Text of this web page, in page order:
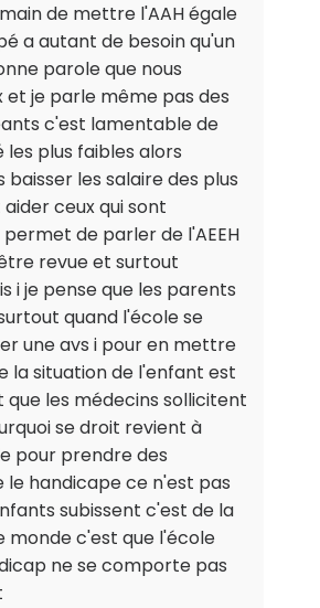
de mettre l'AAH égale
a autant de besoin qu'un
parole que nous
et je parle même pas des
c'est lamentable de
plus faibles alors
baisser les salaire des plus
ceux qui sont
de parler de l'AEEH
revue et surtout
i je pense que les parents
quand l'école se
une avs i pour en mettre
la situation de l'enfant est
les médecins sollicitent
se droit revient à
pour prendre des
le handicape ce n'est pas
subissent c'est de la
c'est que l'école
ne se comporte pas